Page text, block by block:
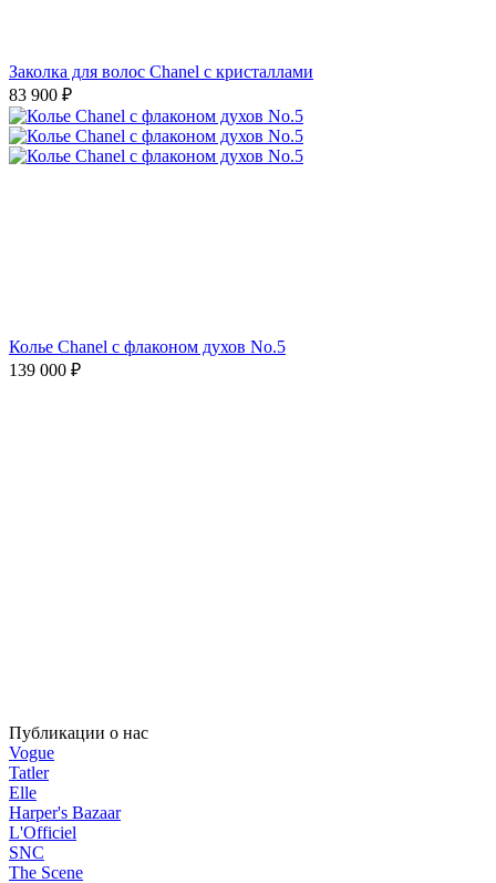
Заколка для волос Chanel с кристаллами
83 900 ₽
Колье Chanel с флаконом духов No.5
139 000 ₽
Публикации о нас
Vogue
Tatler
Elle
Harper's Bazaar
L'Officiel
SNC
The Scene